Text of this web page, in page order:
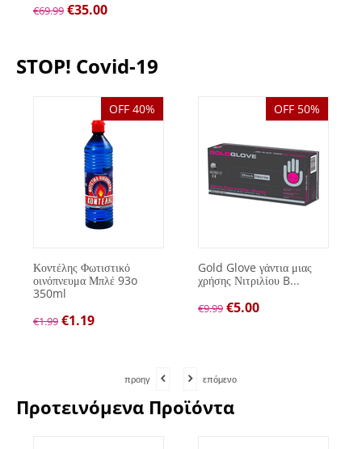
€69.99 €35.00
STOP! Covid-19
OFF 40%
Κοντέλης Φωτιστικό
οινόπνευμα Μπλέ 93o
350ml
€1.99 €1.19
OFF 50%
Gold Glove γάντια μιας
χρήσης Νιτριλίου B...
€9.99 €5.00
προηγ επόμενο
Προτεινόμενα Προϊόντα